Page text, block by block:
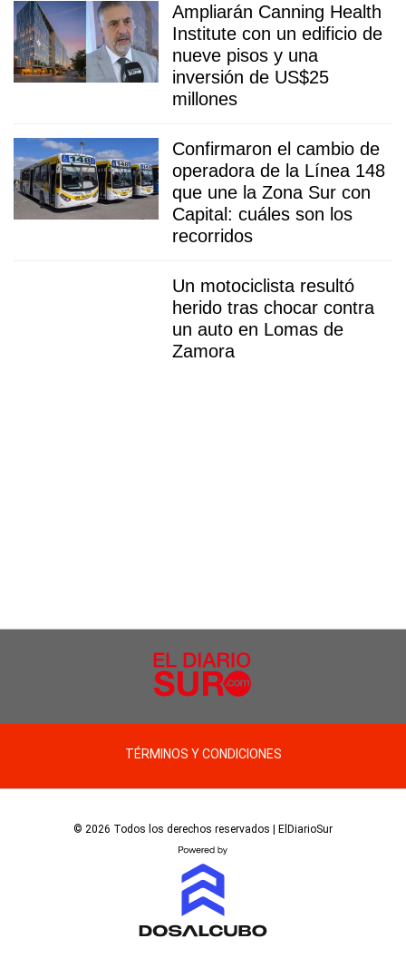
Ampliarán Canning Health
Institute con un edificio de
nueve pisos y una
inversión de US$25
millones
Confirmaron el cambio de
operadora de la Línea 148
que une la Zona Sur con
Capital: cuáles son los
recorridos
Un motociclista resultó
herido tras chocar contra
un auto en Lomas de
Zamora
TÉRMINOS Y CONDICIONES
© 2026 Todos los derechos reservados | ElDiarioSur